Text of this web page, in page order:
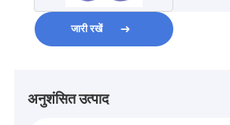
जारी रखें
अनुशंसित उत्पाद